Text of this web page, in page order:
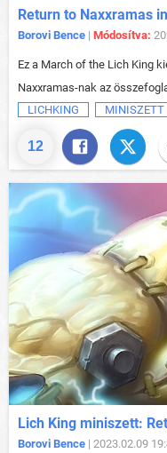
12
Return to Naxxramas
Borovi Bence | Módosítva:
Ez a March of the Lich King
Naxxramas-nak az
LICHKING
MINISZETT
Lich King miniszett:
Borovi Bence | 2023.02.09